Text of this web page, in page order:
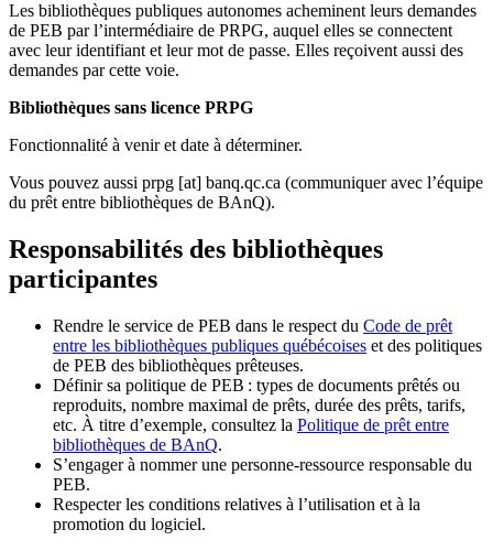
Les bibliothèques publiques autonomes acheminent leurs demandes
de PEB par l’intermédiaire de PRPG, auquel elles se connectent
avec leur identifiant et leur mot de passe. Elles reçoivent aussi des
demandes par cette voie.
Bibliothèques sans licence PRPG
Fonctionnalité à venir et date à déterminer.
Vous pouvez aussi prpg [at] banq.qc.ca (communiquer avec l’équipe
du prêt entre bibliothèques de BAnQ).
Responsabilités des bibliothèques
participantes
Rendre le service de PEB dans le respect du Code de prêt
entre les bibliothèques publiques québécoises et des politiques
de PEB des bibliothèques prêteuses.
Définir sa politique de PEB : types de documents prêtés ou
reproduits, nombre maximal de prêts, durée des prêts, tarifs,
etc. À titre d’exemple, consultez la Politique de prêt entre
bibliothèques de BAnQ.
S’engager à nommer une personne-ressource responsable du
PEB.
Respecter les conditions relatives à l’utilisation et à la
promotion du logiciel.